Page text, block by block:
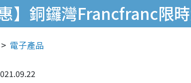
惠】銅鑼灣Francfranc限
電子產品